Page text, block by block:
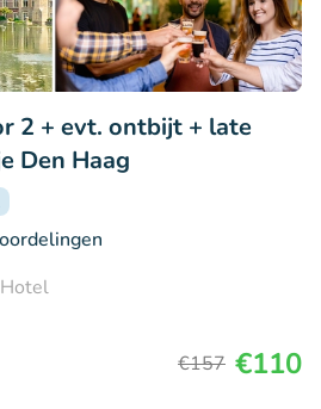
2 + evt. ontbijt + late
Den Haag
€157 €110